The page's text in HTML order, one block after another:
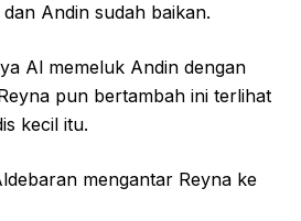
Andin sudah baikan.
Al memeluk Andin dengan
pun bertambah ini terlihat
kecil itu.
mengantar Reyna ke